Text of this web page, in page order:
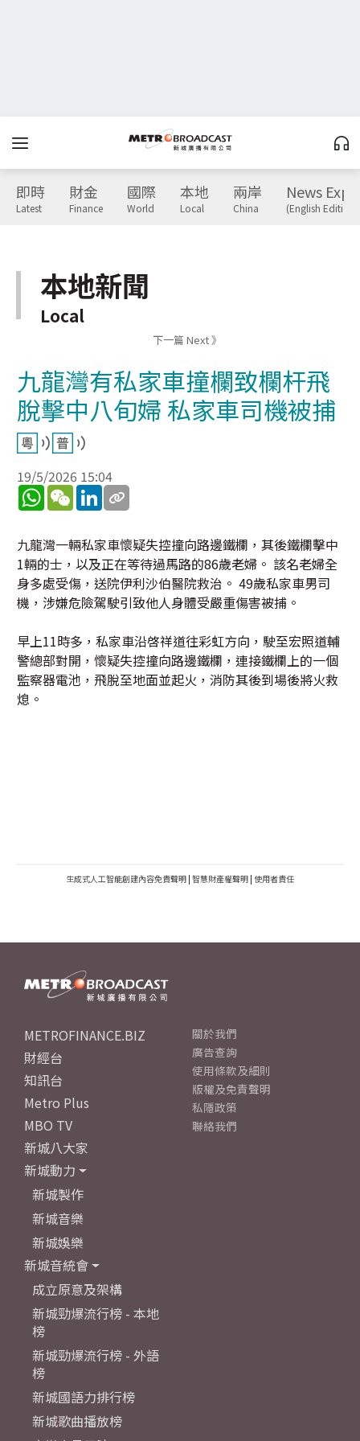
即時
Latest
財金
Finance
國際
World
本地
Local
兩岸
China
News
(English Edition)
本地新聞
Local
下一篇 Next 》
九龍灣有私家車撞欄致欄杆飛
脫擊中八旬婦 私家車司機被捕
19/5/2026 15:04
WhatsApp
WeChatLinkedIn
九龍灣一輛私家車懷疑失控撞向路邊鐵欄，其後鐵欄擊中
1輛的士，以及正在等待過馬路的86歲老婦。 該名老婦全
身多處受傷，送院伊利沙伯醫院救治。 49歲私家車男司
機，涉嫌危險駕駛引致他人身體受嚴重傷害被捕。
早上11時多，私家車沿啓祥道往彩虹方向，駛至宏照道輔
警總部對開，懷疑失控撞向路邊鐵欄，連接鐵欄上的一個
監察器電池，飛脫至地面並起火，消防其後到場後將火救
熄。
生成式人工智能創建內容免責聲明 | 智慧財產權聲明 | 使用者責任
METROFINANCE.BIZ
財經台
知訊台
Metro Plus
MBO TV
新城八大家
新城動力
新城製作
新城音樂
新城娛樂
新城音統會
成立原意及架構
新城勁爆流行榜 - 本地
榜
新城勁爆流行榜 - 外語
榜
新城國語力排行榜
新城歌曲播放榜
關於我們
廣告查詢
使用條款及細則
版權及免責聲明
私隱政策
聯絡我們